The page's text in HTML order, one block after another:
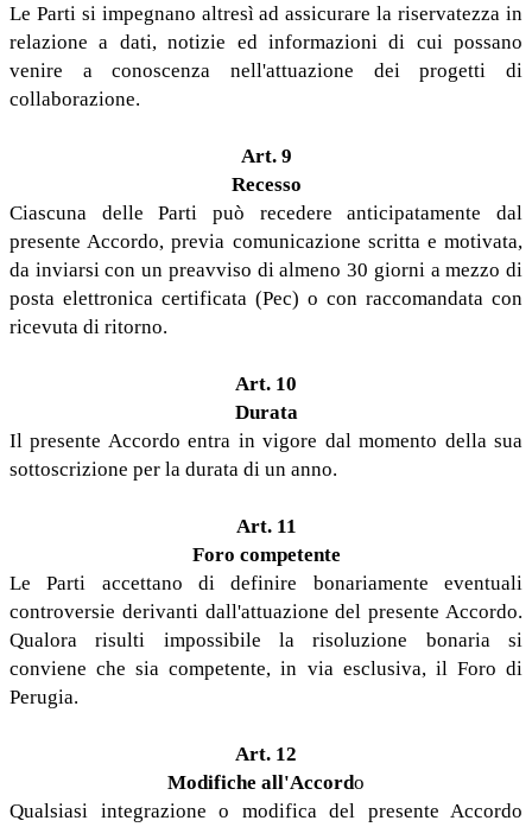
Le Parti si impegnano altresì ad assicurare la riservatezza in
relazione a dati, notizie ed informazioni di cui possano
venire a conoscenza nell'attuazione dei progetti di
collaborazione.
Art. 9
Recesso
Ciascuna delle Parti può recedere anticipatamente dal
presente Accordo, previa comunicazione scritta e motivata,
da inviarsi con un preavviso di almeno 30 giorni a mezzo di
posta elettronica certificata (Pec) o con raccomandata con
ricevuta di ritorno.
Art. 10
Durata
Il presente Accordo entra in vigore dal momento della sua
sottoscrizione per la durata di un anno.
Art. 11
Foro competente
Le Parti accettano di definire bonariamente eventuali
controversie derivanti dall'attuazione del presente Accordo.
Qualora risulti impossibile la risoluzione bonaria si
conviene che sia competente, in via esclusiva, il Foro di
Perugia.
Art. 12
Modifiche all'Accordo
Qualsiasi integrazione o modifica del presente Accordo